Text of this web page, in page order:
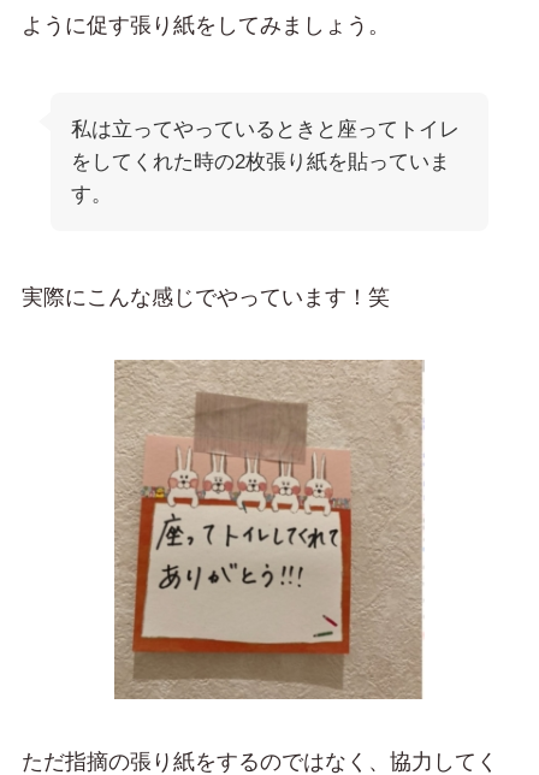
ように促す張り紙をしてみましょう。
私は立ってやっているときと座ってトイレ
をしてくれた時の2枚張り紙を貼っていま
す。
実際にこんな感じでやっています！笑
ただ指摘の張り紙をするのではなく、協力してく